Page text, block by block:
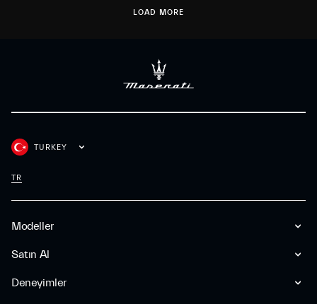
LOAD MORE
Modeller
Satın Al
Deneyimler
TURKEY
TR